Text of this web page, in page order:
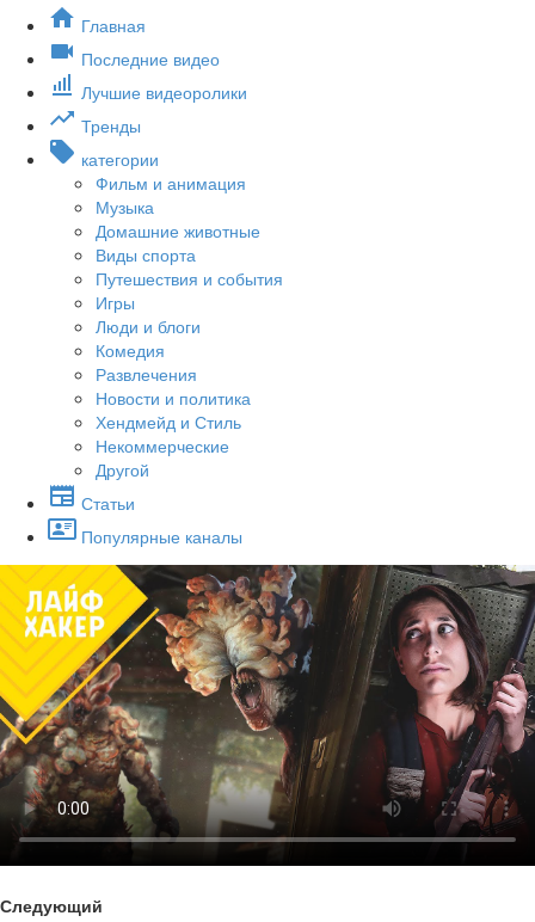
Главная
Последние видео
Лучшие видеоролики
Тренды
категории
Фильм и анимация
Музыка
Домашние животные
Виды спорта
Путешествия и события
Игры
Люди и блоги
Комедия
Развлечения
Новости и политика
Хендмейд и Стиль
Некоммерческие
Другой
Статьи
Популярные каналы
Следующий